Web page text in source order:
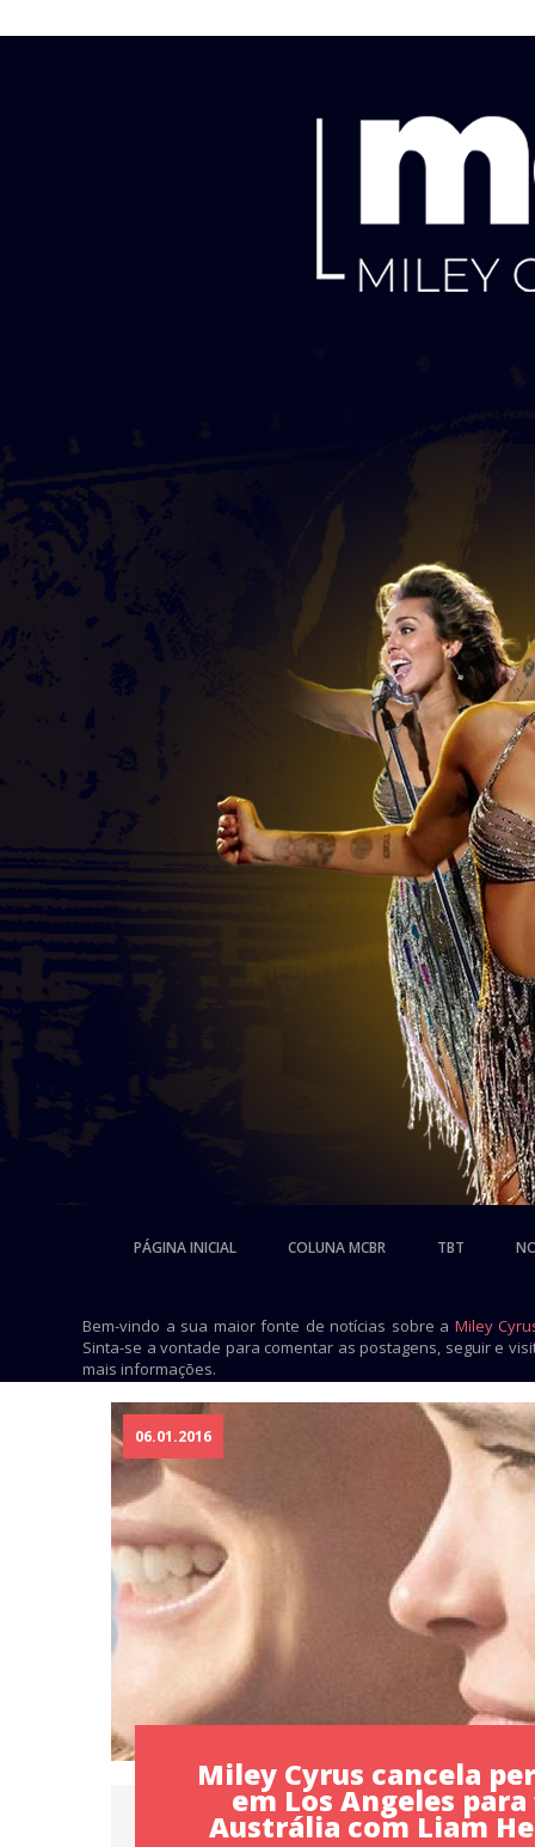
PÁGINA INICIAL COLUNA MCBR TBT
Bem-vindo a sua maior fonte de notícias sobre a Miley
Sinta-se a vontade para comentar as postagens, seguir e
mais informações.
06.01.2016
Miley Cyrus cancela
em Los Angeles
Austrália com Liam